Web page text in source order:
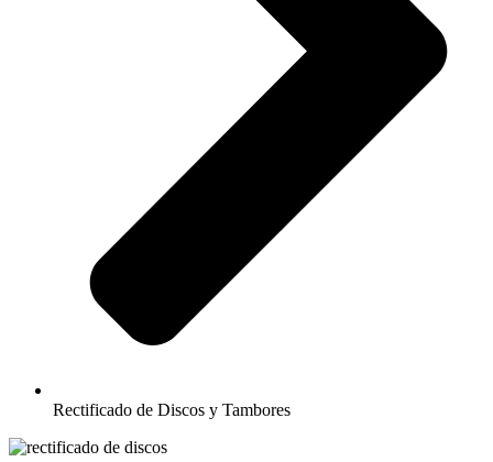
Rectificado de Discos y Tambores